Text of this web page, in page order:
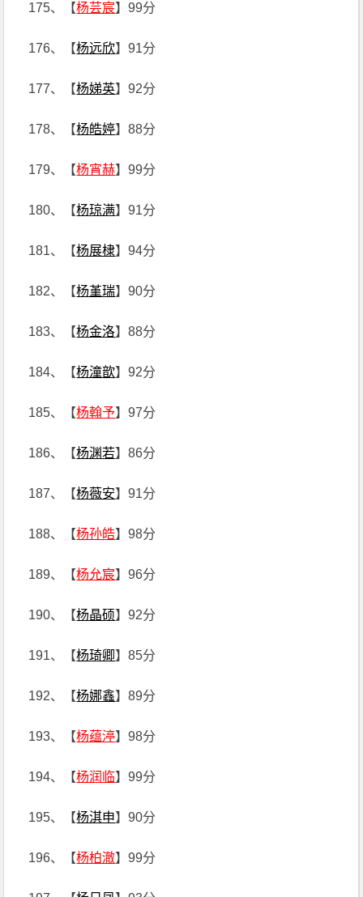
175、【杨芸宸】99分
176、【杨远欣】91分
177、【杨娣英】92分
178、【杨皓婷】88分
179、【杨宵赫】99分
180、【杨琼满】91分
181、【杨展棣】94分
182、【杨堇瑞】90分
183、【杨金洛】88分
184、【杨潼歆】92分
185、【杨翰予】97分
186、【杨渊若】86分
187、【杨薇安】91分
188、【杨孙皓】98分
189、【杨允宸】96分
190、【杨晶硕】92分
191、【杨琦卿】85分
192、【杨娜鑫】89分
193、【杨蕴渟】98分
194、【杨润临】99分
195、【杨淇申】90分
196、【杨柏澈】99分